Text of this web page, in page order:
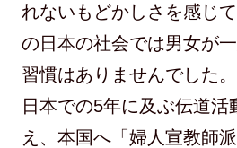
れないもどかしさを感じ
の日本の社会では男女が
習慣はありませんでした
日本での5年に及ぶ伝道活
え、本国へ「婦人宣教師